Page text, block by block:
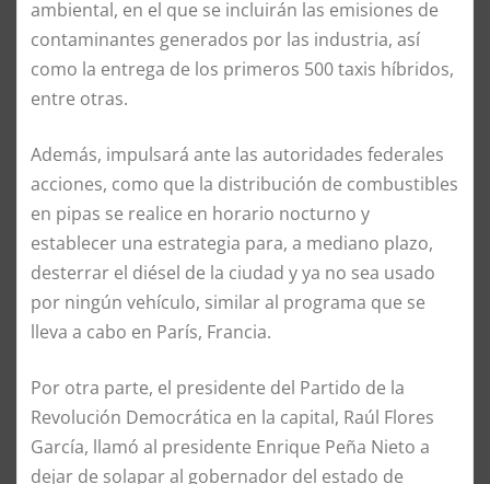
ambiental, en el que se incluirán las emisiones de
contaminantes generados por las industria, así
como la entrega de los primeros 500 taxis híbridos,
entre otras.
Además, impulsará ante las autoridades federales
acciones, como que la distribución de combustibles
en pipas se realice en horario nocturno y
establecer una estrategia para, a mediano plazo,
desterrar el diésel de la ciudad y ya no sea usado
por ningún vehículo, similar al programa que se
lleva a cabo en París, Francia.
Por otra parte, el presidente del Partido de la
Revolución Democrática en la capital, Raúl Flores
García, llamó al presidente Enrique Peña Nieto a
dejar de solapar al gobernador del estado de